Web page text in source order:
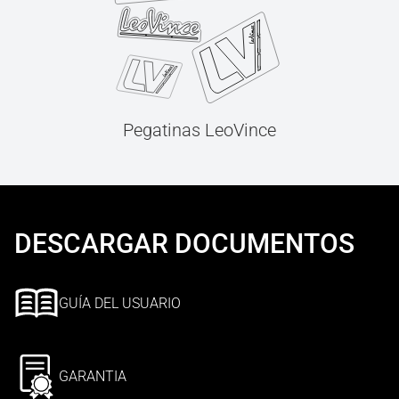
Pegatinas LeoVince
DESCARGAR DOCUMENTOS
GUÍA DEL USUARIO
GARANTIA